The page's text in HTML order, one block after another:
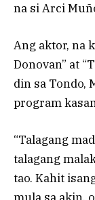
na si Arci
Ang aktor, na
Donovan” at
din sa Tondo,
program
“Talagang
talagang
tao. Kahit